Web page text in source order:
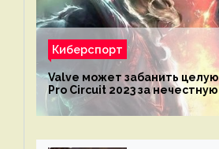
Киберспорт
Valve может забанить
Pro Circuit 2023 за